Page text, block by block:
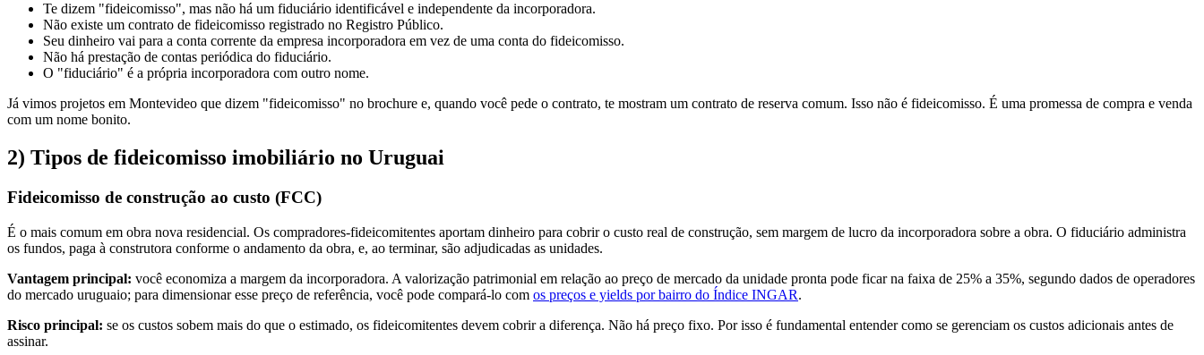
Te dizem "fideicomisso", mas não há um fiduciário identificável e independente da incorporadora.
Não existe um contrato de fideicomisso registrado no Registro Público.
Seu dinheiro vai para a conta corrente da empresa incorporadora em vez de uma conta do fideicomisso.
Não há prestação de contas periódica do fiduciário.
O "fiduciário" é a própria incorporadora com outro nome.
Já vimos projetos em Montevideo que dizem "fideicomisso" no brochure e, quando você pede o contrato, te mostram um contrato de reserva comum. Isso não é fideicomisso. É uma promessa de compra e venda
com um nome bonito.
2) Tipos de fideicomisso imobiliário no Uruguai
Fideicomisso de construção ao custo (FCC)
É o mais comum em obra nova residencial. Os compradores-fideicomitentes aportam dinheiro para cobrir o custo real de construção, sem margem de lucro da incorporadora sobre a obra. O fiduciário administra
os fundos, paga à construtora conforme o andamento da obra, e, ao terminar, são adjudicadas as unidades.
Vantagem principal: você economiza a margem da incorporadora. A valorização patrimonial em relação ao preço de mercado da unidade pronta pode ficar na faixa de 25% a 35%, segundo dados de operadores
do mercado uruguaio; para dimensionar esse preço de referência, você pode compará-lo com os preços e yields por bairro do Índice INGAR.
Risco principal: se os custos sobem mais do que o estimado, os fideicomitentes devem cobrir a diferença. Não há preço fixo. Por isso é fundamental entender como se gerenciam os custos adicionais antes de
assinar.